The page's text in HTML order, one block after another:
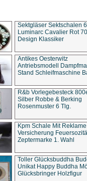
Sektgläser Sektschalen
Luminarc Cavalier Rot
Design Klassiker
Antikes Oesterwitz
Antriebsmodell
Stand Schleifmaschine
R&b Vorlegebesteck
Silber Robbe & Berking
Rosenmuster 6 Tlg.
Kpm Schale Mit Reklame
Versicherung
Zeptermarke 1. Wahl
Toller Glücksbuddha
Unikat Happy Buddha
Glücksbringer Holzfigur